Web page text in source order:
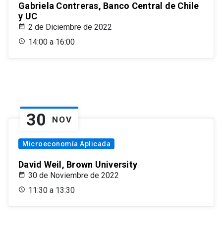
Gabriela Contreras, Banco Central de Chile
y UC
2 de Diciembre de 2022
14:00 a 16:00
30 NOV
Microeconomía Aplicada
David Weil, Brown University
30 de Noviembre de 2022
11:30 a 13:30